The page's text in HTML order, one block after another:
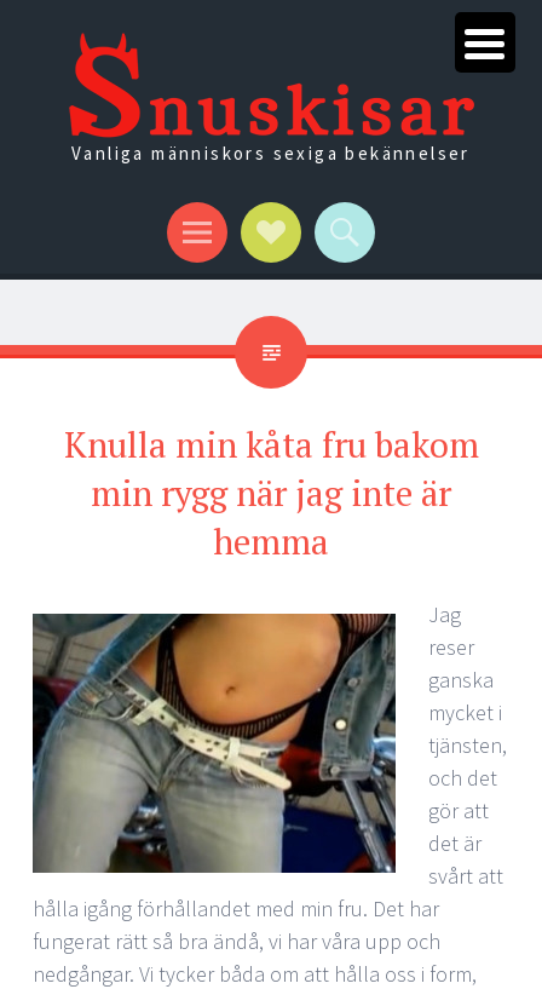
Vanliga människors sexiga bekännelser
Menu
Social
Search
Knulla min kåta fru bakom
min rygg när jag inte är
hemma
Jag
reser
ganska
mycket i
tjänsten,
och det
gör att
det är
svårt att
hålla igång förhållandet med min fru. Det har
fungerat rätt så bra ändå, vi har våra upp och
nedgångar. Vi tycker båda om att hålla oss i form,